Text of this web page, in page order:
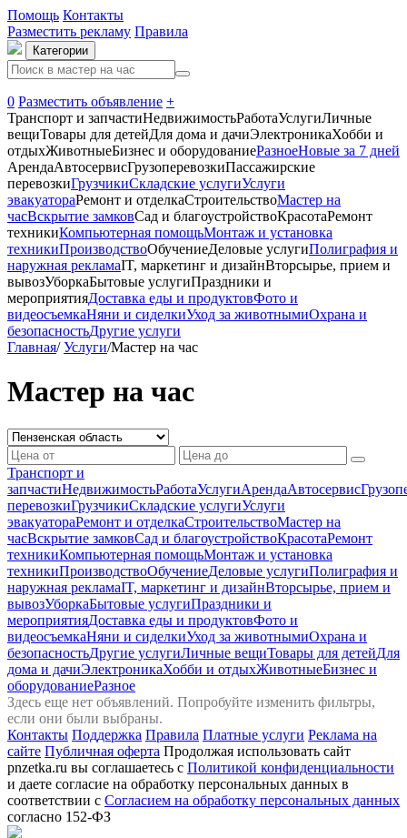
Помощь Контакты
Разместить рекламу Правила
Категории
0 Разместить объявление +
Транспорт и запчастиНедвижимостьРаботаУслугиЛичные
вещиТовары для детейДля дома и дачиЭлектроникаХобби и
отдыхЖивотныеБизнес и оборудованиеРазноеНовые за 7 дней
АрендаАвтосервиcГрузоперевозкиПассажирские
перевозкиГрузчикиСкладские услугиУслуги
эвакуатораРемонт и отделкаСтроительствоМастер на
часВскрытие замковСад и благоустройствоКрасотаРемонт
техникиКомпьютерная помощьМонтаж и установка
техникиПроизводствоОбучениеДеловые услугиПолиграфия и
наружная рекламаIT, маркетинг и дизайнВторсырье, прием и
вывозУборкаБытовые услугиПраздники и
мероприятияДоставка еды и продуктовФото и
видеосъемкаНяни и сиделкиУход за животнымиОхрана и
безопасностьДругие услуги
Главная/ Услуги/Мастер на час
Мастер на час
Транспорт и
запчастиНедвижимостьРаботаУслугиАрендаАвтосервиc
перевозкиГрузчикиСкладские услугиУслуги
эвакуатораРемонт и отделкаСтроительствоМастер на
часВскрытие замковСад и благоустройствоКрасотаРемонт
техникиКомпьютерная помощьМонтаж и установка
техникиПроизводствоОбучениеДеловые услугиПолиграфия и
наружная рекламаIT, маркетинг и дизайнВторсырье, прием и
вывозУборкаБытовые услугиПраздники и
мероприятияДоставка еды и продуктовФото и
видеосъемкаНяни и сиделкиУход за животнымиОхрана и
безопасностьДругие услугиЛичные вещиТовары для детейДля
дома и дачиЭлектроникаХобби и отдыхЖивотныеБизнес и
оборудованиеРазное
Здесь еще нет объявлений. Попробуйте изменить фильтры,
если они были выбраны.
Контакты Поддержка Правила Платные услуги Реклама на
сайте Публичная оферта Продолжая использовать сайт
pnzetka.ru вы соглашаетесь с Политикой конфиденциальности
и даете согласие на обработку персональных данных в
соответствии с Согласием на обработку персональных данных
согласно 152-ФЗ